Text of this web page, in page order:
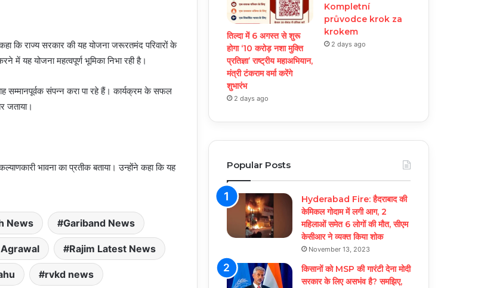
कि राज्य सरकार की यह योजना जरूरतमंद परिवारों के
में यह योजना महत्वपूर्ण भूमिका निभा रही है।
सम्मानपूर्वक संपन्न करा पा रहे हैं। कार्यक्रम के सफल
जताया।
भावना का प्रतीक बताया। उन्होंने कहा कि यह
News Gariband News
Rajim Latest News
rvkd news
तिल्दा में 6 अगस्त से शुरू
होगा ‘10 करोड़ नशा मुक्ति
प्रतिज्ञा’ राष्ट्रीय महाअभियान,
मंत्री टंकराम वर्मा करेंगे
शुभारंभ
2 days ago
Kompletní
průvodce krok za
krokem
2 days ago
Popular Posts
Hyderabad Fire: हैदराबाद की
केमिकल गोदाम में लगी आग, 2
महिलाओं समेत 6 लोगों की मौत, सीएम
केसीआर ने व्यक्त किया शोक
November 13, 2023
किसानों को MSP की गारंटी देना मोदी
सरकार के लिए असभंव है? समझिए,